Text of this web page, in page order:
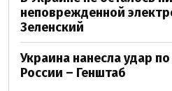
неповрежденной
Зеленский
Украина нанесла удар
России – Генштаб